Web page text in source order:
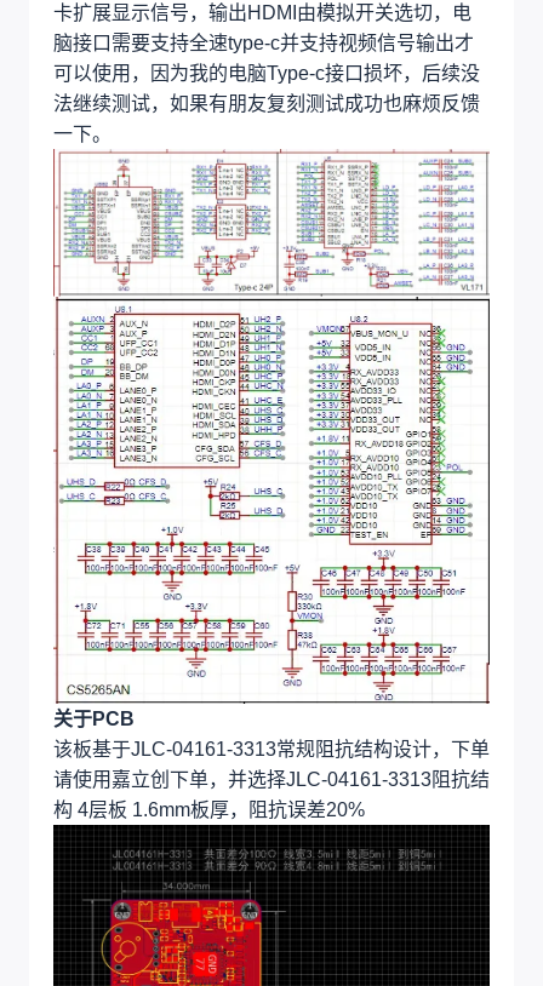
卡扩展显示信号，输出HDMI由模拟开关选切，电
脑接口需要支持全速type-c并支持视频信号输出才
可以使用，因为我的电脑Type-c接口损坏，后续没
法继续测试，如果有朋友复刻测试成功也麻烦反馈
一下。
关于PCB
该板基于JLC-04161-3313常规阻抗结构设计，下单
请使用嘉立创下单，并选择JLC-04161-3313阻抗结
构 4层板 1.6mm板厚，阻抗误差20%